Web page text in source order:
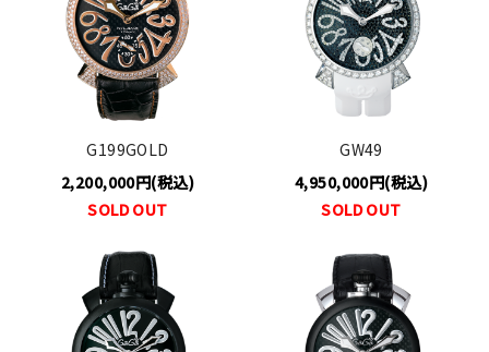
G199GOLD
2,200,000円(税込)
SOLD OUT
GW49
4,950,000円(税込)
SOLD OUT